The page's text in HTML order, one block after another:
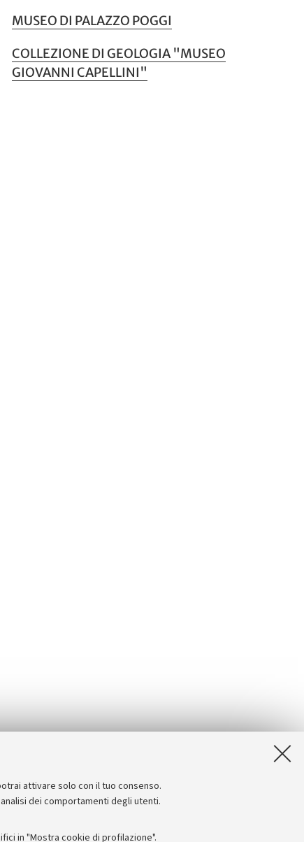
attivare solo con il tuo consenso.
dei comportamenti degli utenti.
in "Mostra cookie di profilazione".
MUSEO DI PALAZZO POGGI
COLLEZIONE DI GEOLOGIA "MUSEO
GIOVANNI CAPELLINI"